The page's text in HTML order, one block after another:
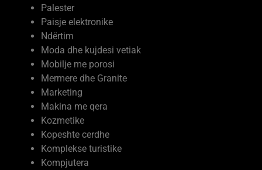
Paisje elektronike
Ndërtim
Moda dhe kujdesi vetiak
Mobilje me porosi
Mermere dhe Granite
Marketing
Makina me qera
Kozmetike
Kopeshte cerdhe
Komplekse turistike
Kompjutera
Kolltuke divane